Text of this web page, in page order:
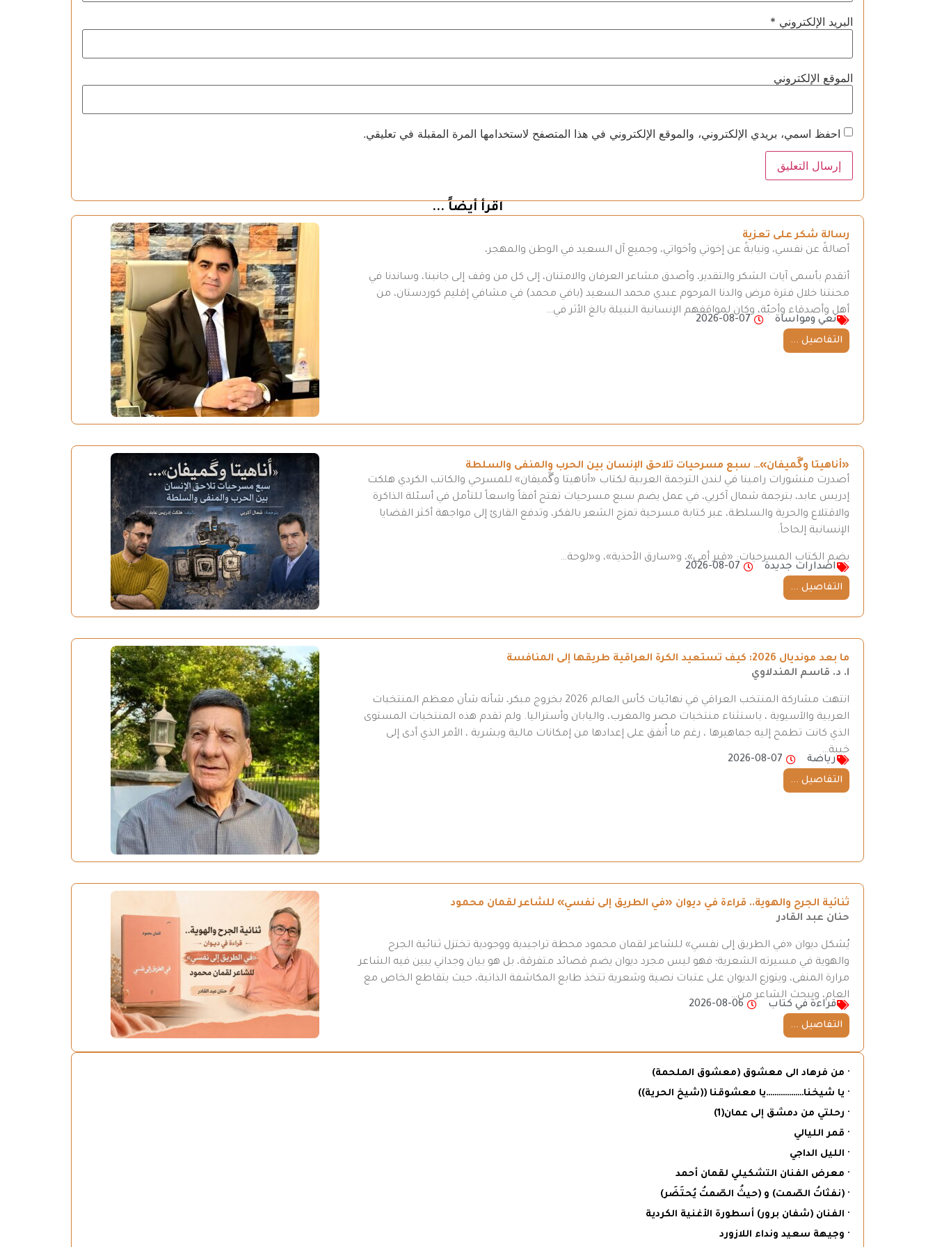
البريد الإلكتروني *
الموقع الإلكتروني
احفظ اسمي، بريدي الإلكتروني، والموقع الإلكتروني في هذا المتصفح لاستخدامها المرة المقبلة في تعليقي.
اقرأ أيضاً ...
رسالة شكر على تعزية
أصالةً عن نفسي، ونيابةً عن إخوتي وأخواتي، وجميع آل السعيد في الوطن والمهجر،
أتقدم بأسمى آيات الشكر والتقدير، وأصدق مشاعر العرفان والامتنان، إلى كل من وقف إلى جانبنا، وساندنا في
محنتنا خلال فترة مرض والدنا المرحوم عبدي محمد السعيد (بافي محمد) في مشافي إقليم كوردستان، من
أهل وأصدقاء وأحبّة، وكان لمواقفهم الإنسانية النبيلة بالغ الأثر في…
نعي ومواساة
2026-08-07
التفاصيل ...
«أناهيتا وگَميفان»… سبع مسرحيات تلاحق الإنسان بين الحرب والمنفى والسلطة
أصدرت منشورات رامينا في لندن الترجمة العربية لكتاب «أناهيتا وگَميفان» للمسرحي والكاتب الكردي هلكت
إدريس عابد، بترجمة شمال آكريي، في عمل يضم سبع مسرحيات تفتح أفقاً واسعاً للتأمل في أسئلة الذاكرة
والاقتلاع والحرية والسلطة، عبر كتابة مسرحية تمزج الشعر بالفكر، وتدفع القارئ إلى مواجهة أكثر القضايا
الإنسانية إلحاحاً.
يضم الكتاب المسرحيات: «قبر أمي»، و«سارق الأحذية»، و«لوحة…
اصدارات جديدة
2026-08-07
التفاصيل ...
ما بعد مونديال 2026: كيف تستعيد الكرة العراقية طريقها إلى المنافسة
ا. د. قاسم المندلاوي
انتهت مشاركة المنتخب العراقي في نهائيات كأس العالم 2026 بخروج مبكر، شأنه شأن معظم المنتخبات
العربية والآسيوية ، باستثناء منتخبات مصر والمغرب، واليابان وأستراليا. ولم تقدم هذه المنتخبات المستوى
الذي كانت تطمح إليه جماهيرها ، رغم ما أُنفق على إعدادها من إمكانات مالية وبشرية ، الأمر الذي أدى إلى
خيبة…
رياضة
2026-08-07
التفاصيل ...
ثنائية الجرح والهوية.. قراءة في ديوان «في الطريق إلى نفسي» للشاعر لقمان محمود
حنان عبد القادر
يُشكل ديوان «في الطريق إلى نفسي» للشاعر لقمان محمود محطة تراجيدية ووجودية تختزل ثنائية الجرح
والهوية في مسيرته الشعرية؛ فهو ليس مجرد ديوان يضم قصائد متفرقة، بل هو بيان وجداني يبين فيه الشاعر
مرارة المنفى، ويتوزع الديوان على عتبات نصية وشعرية تتخذ طابع المكاشفة الذاتية، حيث يتقاطع الخاص مع
العام، ويبحث الشاعر من…
قراءة في كتاب
2026-08-06
التفاصيل ...
· من فرهاد الى معشوق (معشوق الملحمة)
· يا شيخنا………………يا معشوقنا ((شيخ الحرية))
· رحلتي من دمشق إلى عمان(1)
· قمر الليالي
· الليل الداجي
· معرض الفنان التشكيلي لقمان أحمد
· (نفثاتُ الصّمت) و (حيثُ الصّمتُ يُحتَضَر)
· الفنان (شفان برور) أسطورة الأغنية الكردية
· وجيهة سعيد ونداء اللازورد